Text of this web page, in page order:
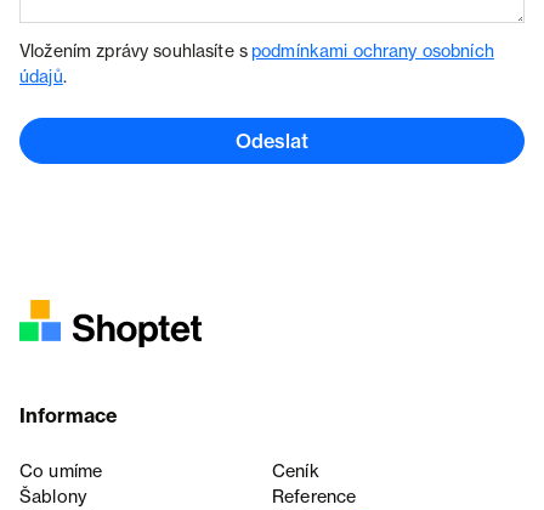
Vložením zprávy souhlasíte spodmínkami ochrany osobních
údajů.
Odeslat
Informace
Co umíme
Ceník
Šablony
Reference